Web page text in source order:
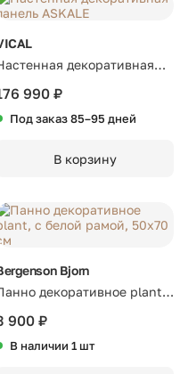
декоративная
ASKALE
990 ₽
Под заказ 85–95 дней
В корзину
Bjorn
декоративное plant,
белой рамой, 50х70 см
900 ₽
В наличии 1 шт